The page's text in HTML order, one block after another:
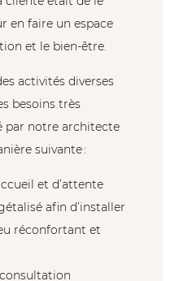
en faire un espace
et le bien-être.
activités diverses
besoins très
par notre architecte
suivante :
et d’attente
afin d’installer
réconfortant et